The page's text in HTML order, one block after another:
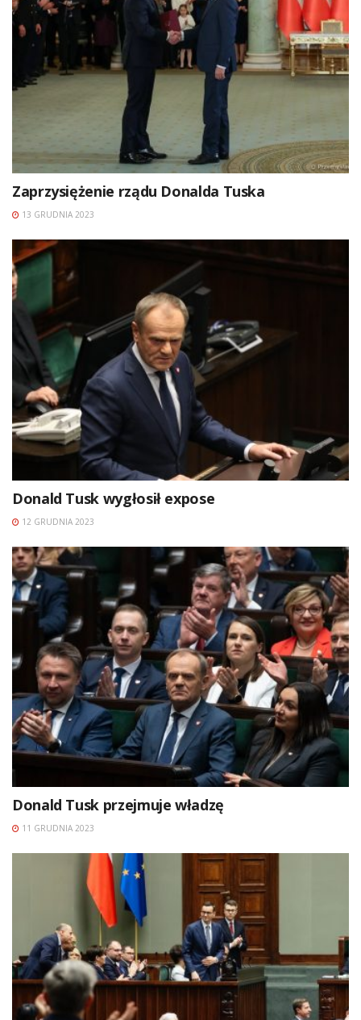
Zaprzysiężenie rządu Donalda Tuska
13 GRUDNIA 2023
Donald Tusk wygłosił expose
12 GRUDNIA 2023
Donald Tusk przejmuje władzę
11 GRUDNIA 2023